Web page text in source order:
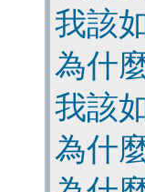
我該
為什
我該
為什